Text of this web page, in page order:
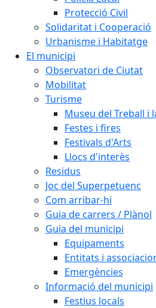
Protecció Civil
Solidaritat i Cooperació
Urbanisme i Habitatge
El municipi
Observatori de Ciutat
Mobilitat
Turisme
Museu del Treball i
Festes i fires
Festivals d'Arts
Llocs d'interès
Residus
Joc del Superpetuenc
Com arribar-hi
Guia de carrers / Plànol
Guia del municipi
Equipaments
Entitats i
Emergències
Informació del municipi
Festius locals